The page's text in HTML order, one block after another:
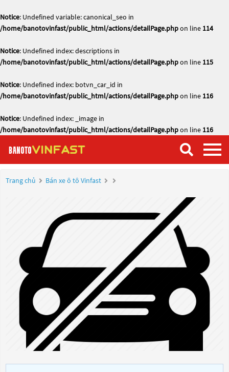
Notice: Undefined variable: canonical_seo in
/home/banotovinfast/public_html/actions/detailPage.phpon line 114
Notice: Undefined index: descriptions in
/home/banotovinfast/public_html/actions/detailPage.phpon line 115
Notice: Undefined index: botvn_car_id in
/home/banotovinfast/public_html/actions/detailPage.phpon line 116
Notice: Undefined index: _image in
/home/banotovinfast/public_html/actions/detailPage.phpon line 116
Trang chủ Bán xe ô tô Vinfast